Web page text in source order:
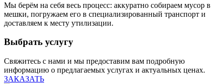
Мы берём на себя весь процесс: аккуратно собираем мусор в
мешки, погружаем его в специализированный транспорт и
доставляем к месту утилизации.
Выбрать услугу
Свяжитесь с нами и мы предоставим вам подробную
информацию о предлагаемых услугах и актуальных ценах.
ЗАКАЗАТЬ